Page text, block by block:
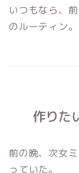
いつもなら、
のルーティン
作りた
前の晩、次女
っていた。